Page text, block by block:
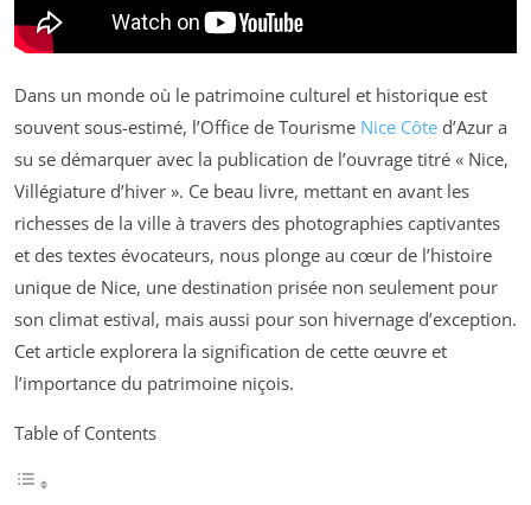
Dans un monde où le patrimoine culturel et historique est
souvent sous-estimé, l’Office de Tourisme Nice Côte d’Azur a
su se démarquer avec la publication de l’ouvrage titré « Nice,
Villégiature d’hiver ». Ce beau livre, mettant en avant les
richesses de la ville à travers des photographies captivantes
et des textes évocateurs, nous plonge au cœur de l’histoire
unique de Nice, une destination prisée non seulement pour
son climat estival, mais aussi pour son hivernage d’exception.
Cet article explorera la signification de cette œuvre et
l’importance du patrimoine niçois.
Table of Contents